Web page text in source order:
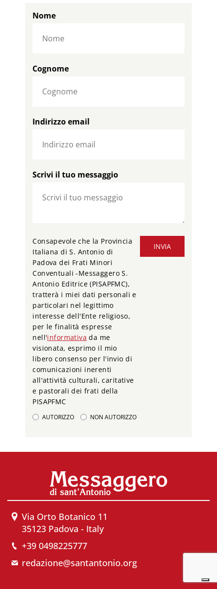
Nome
Cognome
Indirizzo email
Scrivi il tuo messaggio
INVIA
Consapevole che la Provincia
Italiana di S. Antonio di
Padova dei Frati Minori
Conventuali -Messaggero S.
Antonio Editrice (PISAPFMC),
tratterà i miei dati personali e
particolari nel legittimo
interesse dell'Ente religioso,
per le finalità espresse
nell'informativa da me
visionata, esprimo il mio
libero consenso per l'invio di
comunicazioni inerenti
all'attività culturali, caritative
e pastorali dei frati della
PISAPFMC
AUTORIZZO NON AUTORIZZO
Via Orto Botanico 11
35123 Padova - Italy
+39 0498225777
redazione@santantonio.org